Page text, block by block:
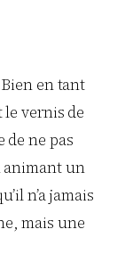
en tant
le vernis de
ne pas
animant un
n’a jamais
mais une